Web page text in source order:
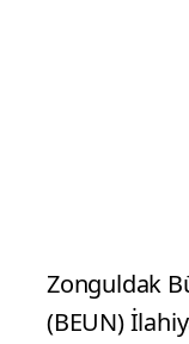
Zonguldak
(BEUN)